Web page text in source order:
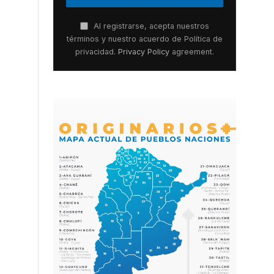
Al registrarse, acepta nuestros
términos y nuestro acuerdo de Política de
privacidad. Privacy Policy agreement.